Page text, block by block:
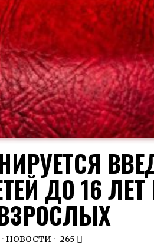
ДО 16 ЛЕТ
· НОВОСТИ 265